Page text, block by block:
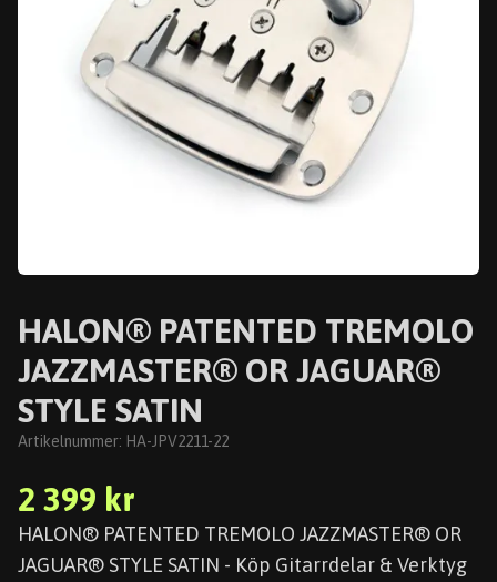
HALON® PATENTED TREMOLO
JAZZMASTER® OR JAGUAR®
STYLE SATIN
Artikelnummer: HA-JPV2211-22
2 399 kr
HALON® PATENTED TREMOLO JAZZMASTER® OR
JAGUAR® STYLE SATIN - Köp Gitarrdelar & Verktyg